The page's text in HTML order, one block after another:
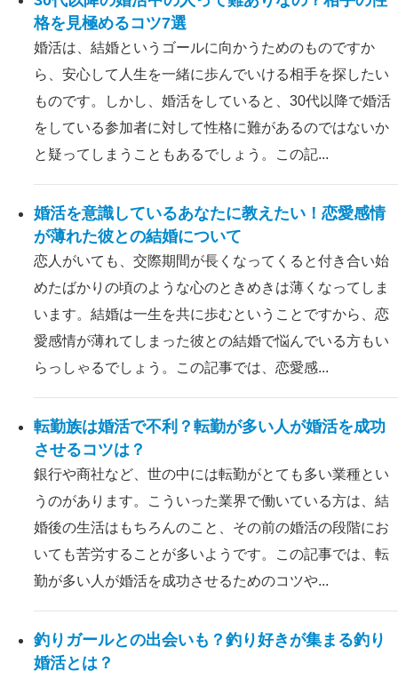
格を見極めるコツ7選
婚活は、結婚というゴールに向かうためのものですか
ら、安心して人生を一緒に歩んでいける相手を探したい
ものです。しかし、婚活をしていると、30代以降で婚活
をしている参加者に対して性格に難があるのではないか
と疑ってしまうこともあるでしょう。この記...
婚活を意識しているあなたに教えたい！恋愛感情
が薄れた彼との結婚について
恋人がいても、交際期間が長くなってくると付き合い始
めたばかりの頃のような心のときめきは薄くなってしま
います。結婚は一生を共に歩むということですから、恋
愛感情が薄れてしまった彼との結婚で悩んでいる方もい
らっしゃるでしょう。この記事では、恋愛感...
転勤族は婚活で不利？転勤が多い人が婚活を成功
させるコツは？
銀行や商社など、世の中には転勤がとても多い業種とい
うのがあります。こういった業界で働いている方は、結
婚後の生活はもちろんのこと、その前の婚活の段階にお
いても苦労することが多いようです。この記事では、転
勤が多い人が婚活を成功させるためのコツや...
釣りガールとの出会いも？釣り好きが集まる釣り
婚活とは？